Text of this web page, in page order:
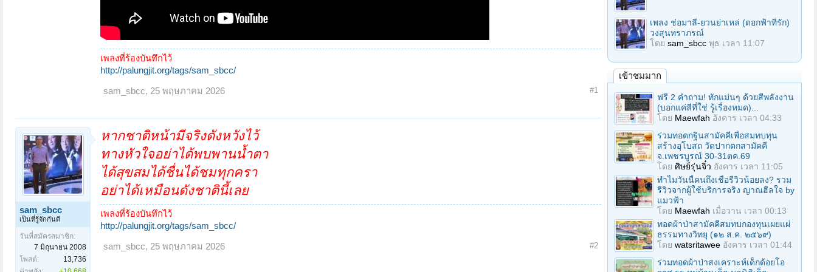
เพลงที่ร้องบันทึกไว้
http://palungjit.org/tags/sam_sbcc/
sam_sbcc, 25 พฤษภาคม 2026 #1
sam_sbcc
เป็นที่รู้จักกันดี
วันที่สมัครสมาชิก:
7 มิถุนายน 2008
โพสต์:
13,736
หากชาติหน้ามีจริงดังหวังไว้
ทางหัวใจอย่าได้พบพานน้ำตา
ได้สุขสมได้ชื่นได้ชมทุกครา
อย่าได้เหมือนดังชาตินี้เลย
เพลงที่ร้องบันทึกไว้
http://palungjit.org/tags/sam_sbcc/
sam_sbcc, 25 พฤษภาคม 2026 #2
เพลง ช่อมาลี-ยวนย่าเหล่ (ดอกฟ้าที่รัก)
วงสุนทราภรณ์
โดย sam_sbcc พุธ เวลา 11:07
เข้าชมมาก
ฟรี 2 คำถาม! ทักแม่นๆ ด้วยสีพลังงาน
(บอกแค่สีที่ใช่ รู้เรื่องหมด)...
โดย Maewfah อังคาร เวลา 04:33
ร่วมทอดกฐินสามัคคีเพื่อสมทบทุน
สร้างอุโบสถ วัดปากตกสามัคคี
จ.เพชรบูรณ์ 30-31ตค.69
โดย ศิษย์รุ่นจิ๋ว อังคาร เวลา 11:05
ทำไมวันนี้คนถึงเชื่อรีวิวน้อยลง? รวม
รีวิวจากผู้ใช้บริการจริง ญาณฮีลใจ by
แมวฟ้า
โดย Maewfah เมื่อวาน เวลา 00:13
ทอดผ้าป่าสามัคคีสมทบกองทุนเผยแผ่
ธรรมทางวิทยุ (๑๒ ส.ค. ๒๕๖๙)
โดย watsritawee อังคาร เวลา 01:44
ร่วมทอดผ้าป่าสงเคราะห์เด็กด้อยโอ